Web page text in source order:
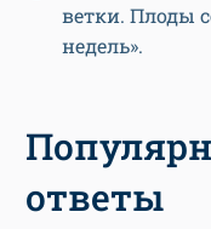
ветки. Плоды
недель».
ответы